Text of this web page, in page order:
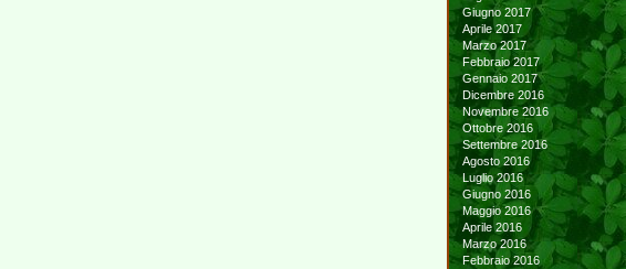
Giugno 2017
Aprile 2017
Marzo 2017
Febbraio 2017
Gennaio 2017
Dicembre 2016
Novembre 2016
Ottobre 2016
Settembre 2016
Agosto 2016
Luglio 2016
Giugno 2016
Maggio 2016
Aprile 2016
Marzo 2016
Febbraio 2016